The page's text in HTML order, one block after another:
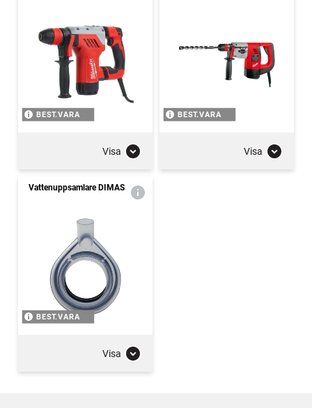
BEST.VARA
Visa
BEST.VARA
Visa
Vattenuppsamlare DIMAS
BEST.VARA
Visa